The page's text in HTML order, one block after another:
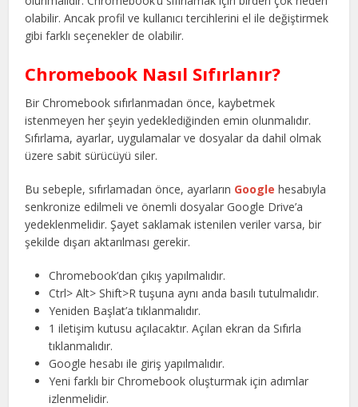
olabilir. Ancak profil ve kullanıcı tercihlerini el ile değiştirmek
gibi farklı seçenekler de olabilir.
Chromebook Nasıl Sıfırlanır?
Bir Chromebook sıfırlanmadan önce, kaybetmek
istenmeyen her şeyin yedeklediğinden emin olunmalıdır.
Sıfırlama, ayarlar, uygulamalar ve dosyalar da dahil olmak
üzere sabit sürücüyü siler.
Bu sebeple, sıfırlamadan önce, ayarların Google hesabıyla
senkronize edilmeli ve önemli dosyalar Google Drive’a
yedeklenmelidir. Şayet saklamak istenilen veriler varsa, bir
şekilde dışarı aktarılması gerekir.
Chromebook’dan çıkış yapılmalıdır.
Ctrl> Alt> Shift>R tuşuna aynı anda basılı tutulmalıdır.
Yeniden Başlat’a tıklanmalıdır.
1 iletişim kutusu açılacaktır. Açılan ekran da Sıfırla
tıklanmalıdır.
Google hesabı ile giriş yapılmalıdır.
Yeni farklı bir Chromebook oluşturmak için adımlar
izlenmelidir.